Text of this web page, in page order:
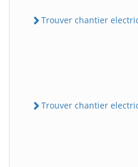
Trouver chantier
Trouver chantier